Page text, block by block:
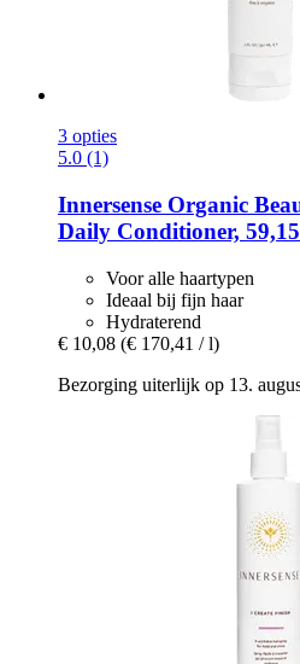
3 opties
5.0 (1)
Innersense Organic
Daily Conditioner,
Voor alle haartypen
Ideaal bij fijn haar
Hydraterend
€ 10,08 (€ 170,41 / l)
Bezorging uiterlijk op 13.